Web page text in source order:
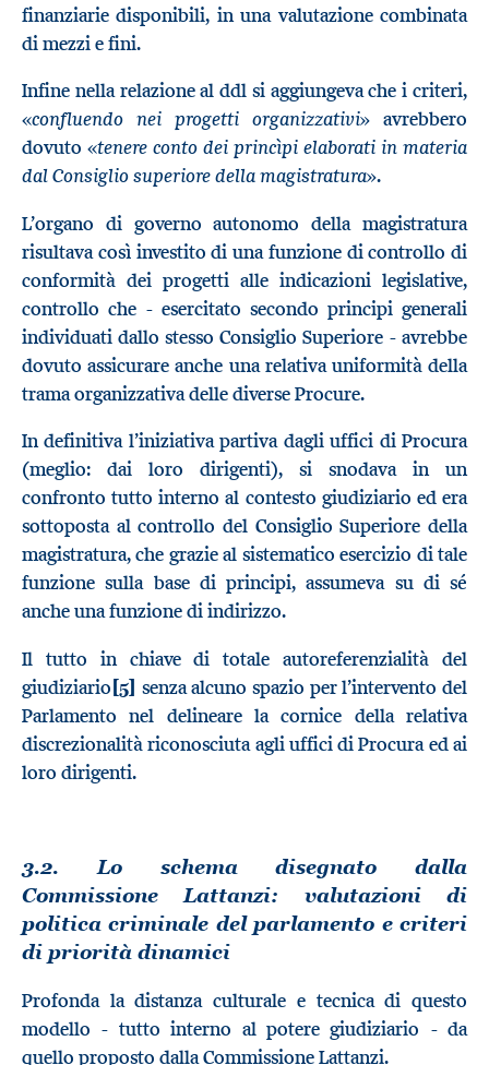
finanziarie disponibili, in una valutazione combinata
di mezzi e fini.
Infine nella relazione al ddl si aggiungeva che i criteri,
«confluendo nei progetti organizzativi» avrebbero
dovuto «tenere conto dei princìpi elaborati in materia
dal Consiglio superiore della magistratura».
L’organo di governo autonomo della magistratura
risultava così investito di una funzione di controllo di
conformità dei progetti alle indicazioni legislative,
controllo che - esercitato secondo principi generali
individuati dallo stesso Consiglio Superiore - avrebbe
dovuto assicurare anche una relativa uniformità della
trama organizzativa delle diverse Procure.
In definitiva l’iniziativa partiva dagli uffici di Procura
(meglio: dai loro dirigenti), si snodava in un
confronto tutto interno al contesto giudiziario ed era
sottoposta al controllo del Consiglio Superiore della
magistratura, che grazie al sistematico esercizio di tale
funzione sulla base di principi, assumeva su di sé
anche una funzione di indirizzo.
Il tutto in chiave di totale autoreferenzialità del
giudiziario [5] senza alcuno spazio per l’intervento del
Parlamento nel delineare la cornice della relativa
discrezionalità riconosciuta agli uffici di Procura ed ai
loro dirigenti.
3.2. Lo schema disegnato dalla
Commissione Lattanzi: valutazioni di
politica criminale del parlamento e criteri
di priorità dinamici
Profonda la distanza culturale e tecnica di questo
modello - tutto interno al potere giudiziario - da
quello proposto dalla Commissione Lattanzi.